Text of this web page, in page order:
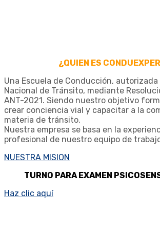
¿QUIEN ES
Una Escuela de Conducción,
Nacional de Tránsito, mediante
ANT-2021. Siendo nuestro objetivo
crear conciencia vial y capacitar a la
materia de tránsito.
Nuestra empresa se basa en la
profesional de nuestro equipo de
NUESTRA MISION
TURNO PARA EXAMEN
Haz clic aquí